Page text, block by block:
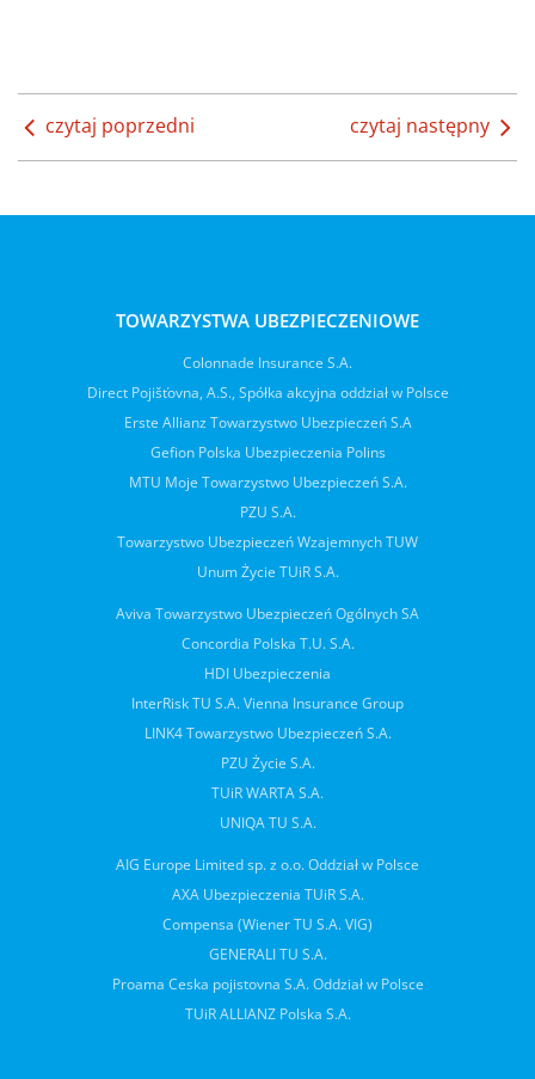
czytaj poprzedni czytaj następny
TOWARZYSTWA UBEZPIECZENIOWE
Colonnade Insurance S.A.
Direct Pojišťovna, A.S., Spółka akcyjna oddział w Polsce
Erste Allianz Towarzystwo Ubezpieczeń S.A
Gefion Polska Ubezpieczenia Polins
MTU Moje Towarzystwo Ubezpieczeń S.A.
PZU S.A.
Towarzystwo Ubezpieczeń Wzajemnych TUW
Unum Życie TUiR S.A.
Aviva Towarzystwo Ubezpieczeń Ogólnych SA
Concordia Polska T.U. S.A.
HDI Ubezpieczenia
InterRisk TU S.A. Vienna Insurance Group
LINK4 Towarzystwo Ubezpieczeń S.A.
PZU Życie S.A.
TUiR WARTA S.A.
UNIQA TU S.A.
AIG Europe Limited sp. z o.o. Oddział w Polsce
AXA Ubezpieczenia TUiR S.A.
Compensa (Wiener TU S.A. VIG)
GENERALI TU S.A.
Proama Ceska pojistovna S.A. Oddział w Polsce
TUiR ALLIANZ Polska S.A.